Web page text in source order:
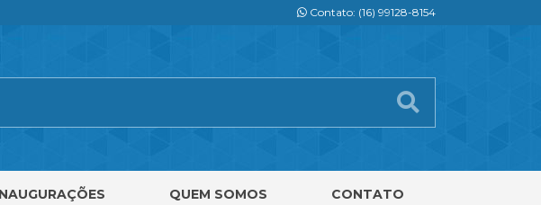
Contato: (16) 99128-8154
QUEM SOMOS CONTATO